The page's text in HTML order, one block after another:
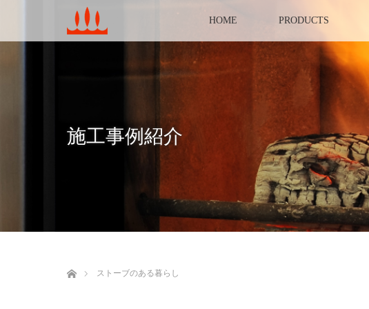
HOME PRODUCTS
施工事例紹介
ストーブのある暮らし